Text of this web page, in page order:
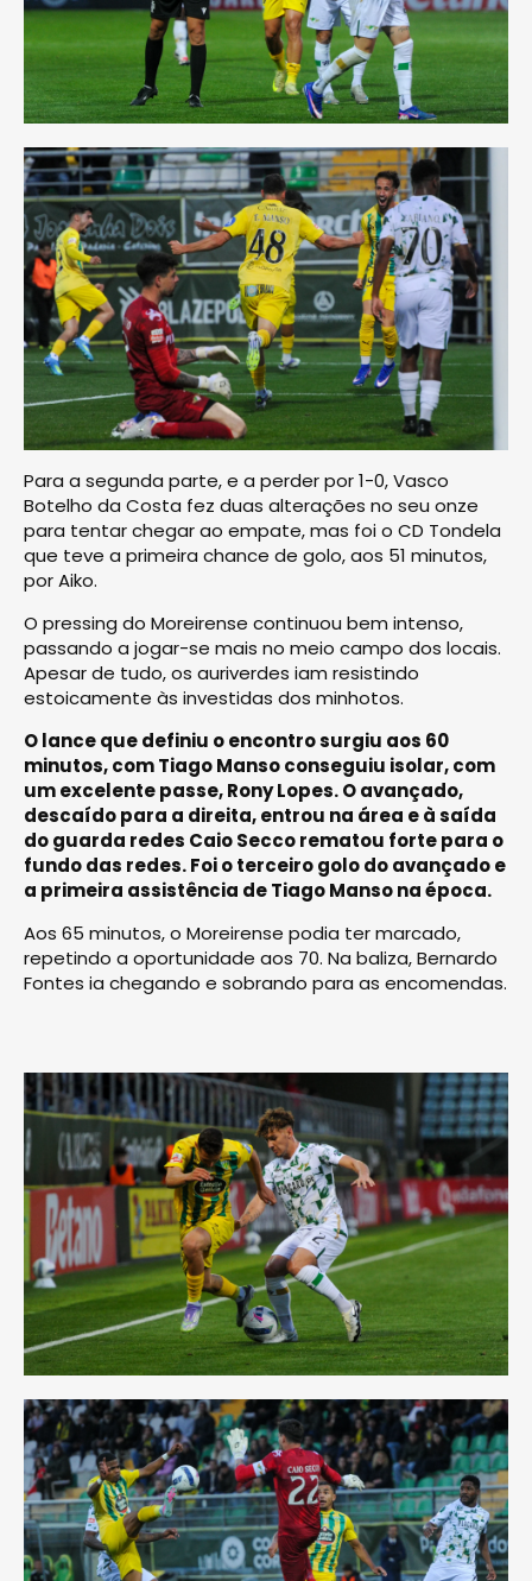
Para a segunda parte, e a perder por 1-0, Vasco
Botelho da Costa fez duas alterações no seu onze
para tentar chegar ao empate, mas foi o CD Tondela
que teve a primeira chance de golo, aos 51 minutos,
por Aiko.
O pressing do Moreirense continuou bem intenso,
passando a jogar-se mais no meio campo dos locais.
Apesar de tudo, os auriverdes iam resistindo
estoicamente às investidas dos minhotos.
O lance que definiu o encontro surgiu aos 60
minutos, com Tiago Manso conseguiu isolar, com
um excelente passe, Rony Lopes. O avançado,
descaído para a direita, entrou na área e à saída
do guarda redes Caio Secco rematou forte para o
fundo das redes. Foi o terceiro golo do avançado e
a primeira assistência de Tiago Manso na época.
Aos 65 minutos, o Moreirense podia ter marcado,
repetindo a oportunidade aos 70. Na baliza, Bernardo
Fontes ia chegando e sobrando para as encomendas.